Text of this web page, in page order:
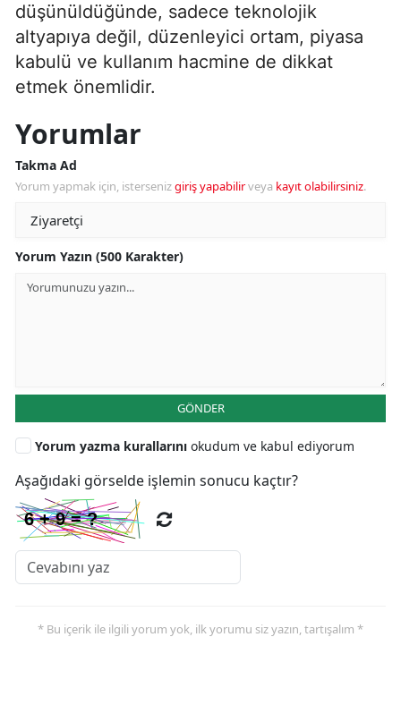
düşünüldüğünde, sadece teknolojik
altyapıya değil, düzenleyici ortam, piyasa
kabulü ve kullanım hacmine de dikkat
etmek önemlidir.
Yorumlar
Takma Ad
Yorum yapmak için, istersenizgiriş yapabilirveya kayıt olabilirsiniz.
Yorum Yazın (500 Karakter)
GÖNDER
Yorum yazma kurallarını okudum ve kabul ediyorum
Aşağıdaki görselde işlemin sonucu kaçtır?
* Bu içerik ile ilgili yorum yok, ilk yorumu siz yazın, tartışalım *